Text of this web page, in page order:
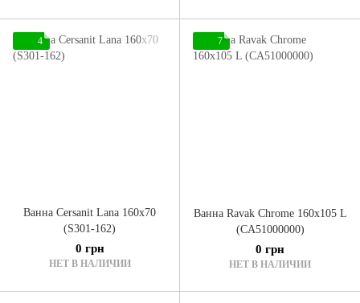
4
Ванна Cersanit Lana 160x70
(S301-162)
0 грн
НЕТ В НАЛИЧИИ
7
Ванна Ravak Chrome 160x105 L
(CA51000000)
0 грн
НЕТ В НАЛИЧИИ